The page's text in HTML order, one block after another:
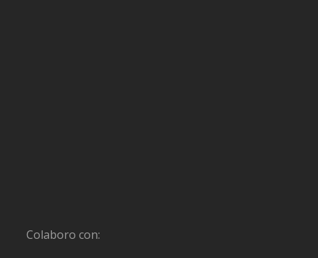
Colaboro con: